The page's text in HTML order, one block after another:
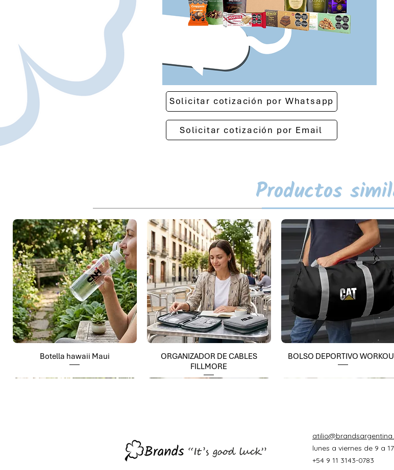
Solicitar cotización por Whatsapp
Solicitar cotización por Email
Productos
Botella hawaii Maui
ORGANIZADOR DE CABLES
FILLMORE
BOLSO DEPORTIVO
lunes a viernes de 9 a
+54 9 11 3143-0783